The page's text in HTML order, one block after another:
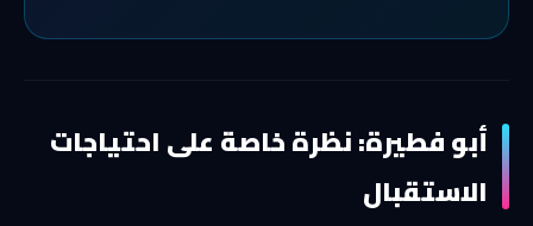
أبو فطيرة: نظرة خاصة على احتياجات
الاستقبال